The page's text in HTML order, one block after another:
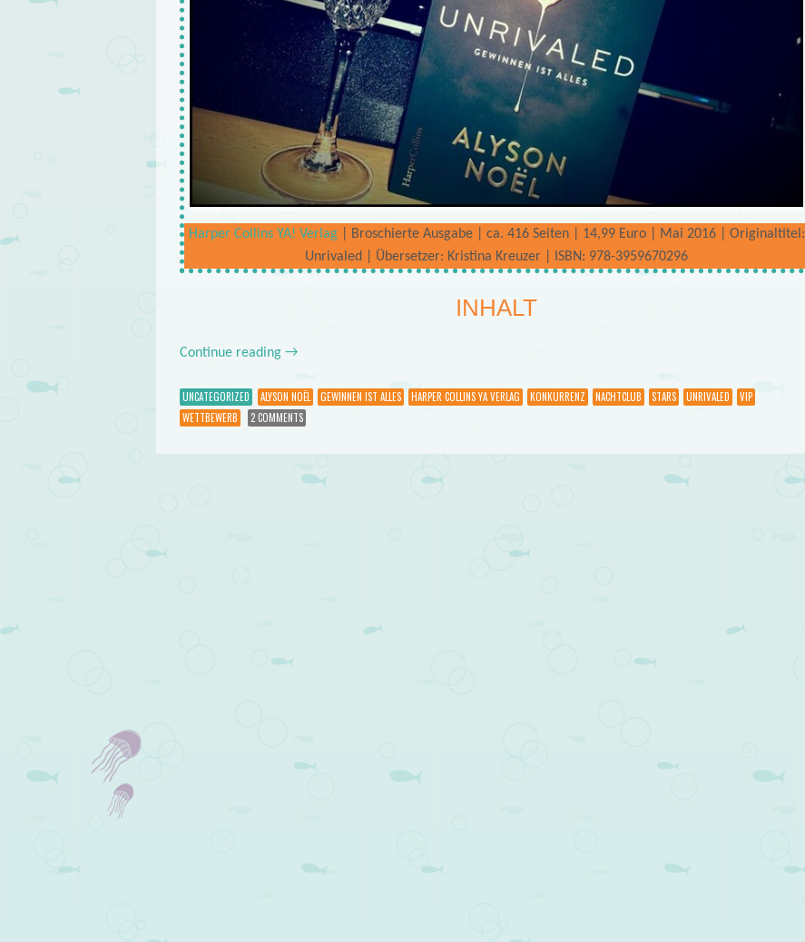
Harper Collins YA! Verlag| Broschierte Ausgabe | ca. 416 Seiten | 14,99 Euro | Mai 2016 | Originaltitel:
Unrivaled | Übersetzer: Kristina Kreuzer | ISBN: 978-3959670296
INHALT
Continue reading →
UNCATEGORIZED ALYSON NOËL GEWINNEN IST ALLES HARPER COLLINS YA VERLAG KONKURRENZ NACHTCLUB STARS UNRIVALED
VIP
WETTBEWERB
2 COMMENTS